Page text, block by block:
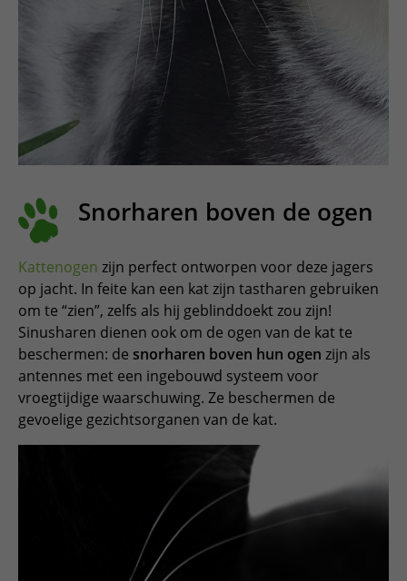
Snorharen boven de ogen
Kattenogen zijn perfect ontworpen voor deze jagers
op jacht. In feite kan een kat zijn tastharen gebruiken
om te “zien”, zelfs als hij geblinddoekt zou zijn!
Sinusharen dienen ook om de ogen van de kat te
beschermen: de snorharen boven hun ogen zijn als
antennes met een ingebouwd systeem voor
vroegtijdige waarschuwing. Ze beschermen de
gevoelige gezichtsorganen van de kat.